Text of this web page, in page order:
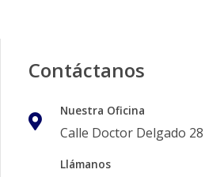
Contáctanos
Nuestra Oficina
Calle Doctor Delgado 28
Llámanos